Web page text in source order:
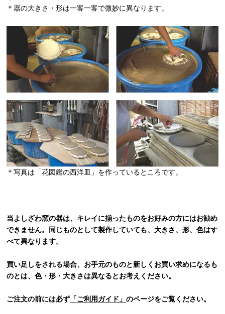
＊器の大きさ・形は一客一客で微妙に異なります。
＊写真は「花図鑑の西洋皿」を作っているところです。
当よしざわ窯の器は、キレイに揃ったものをお好みの方にはお勧め
できません。同じものとして製作していても、大きさ、形、色はす
べて異なります。
買い足しをされる場合、お手元のものと新しくお買い求めになるも
のとは、色・形・大きさは異なるとお考えください。
ご注文の前には必ず 「ご利用ガイド」のページをご覧ください。